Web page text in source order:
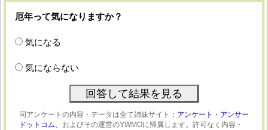
厄年って気になりますか？
気になる
気にならない
同アンケートの内容・データは全て姉妹サイト： アンケート・アンサー
ドットコム、 およびその運営のYWMOに帰属します。許可なく内容・